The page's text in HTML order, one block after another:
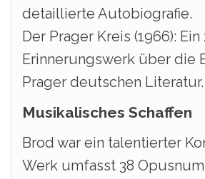
detaillierte Autobiografie.
Der Prager Kreis (1966):
Erinnerungswerk über die
Prager deutschen Literatur.
Musikalisches Schaffen
Brod war ein talentierter
Werk umfasst 38